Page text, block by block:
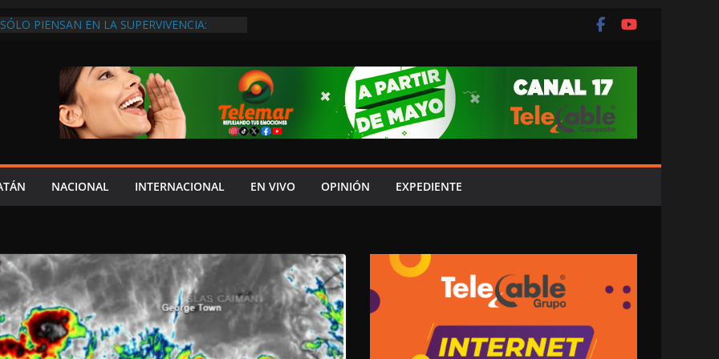
PIENSAN EN LA SUPERVIVENCIA:
REHABILITAR EL CAMINO #LA
DEL NORTE
A CAMPAMENTOS TORTUGUEROS,
LAYDA SE “LEVANTA LA CORBATA” PARA
APOYA A LA ECOLOGÍA: COSGAYA
VERGÜENZA!
EN CAMPECHE Y NADIE
NACIONAL INTERNACIONAL EN VIVO OPINIÓN EXPEDIENTE